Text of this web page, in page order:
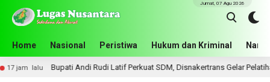
Home Nasional Peristiwa Hukum dan Kriminal
Jumat, 07 Agu 2026
Andi Rudi Latif Perkuat SDM, Disnakertrans Gelar Pelatihan Desain Grafis